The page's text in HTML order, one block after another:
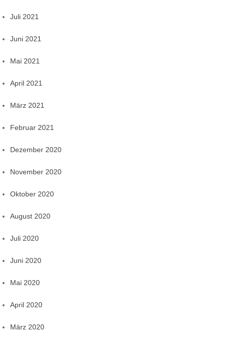
Juli 2021
Juni 2021
Mai 2021
April 2021
März 2021
Februar 2021
Dezember 2020
November 2020
Oktober 2020
August 2020
Juli 2020
Juni 2020
Mai 2020
April 2020
März 2020